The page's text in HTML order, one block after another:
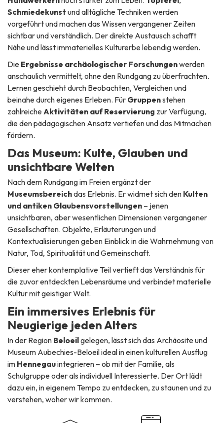
Schmiedekunst und alltägliche Techniken werden
vorgeführt und machen das Wissen vergangener Zeiten
sichtbar und verständlich. Der direkte Austausch schafft
Nähe und lässt immaterielles Kulturerbe lebendig werden.
Die Ergebnisse archäologischer Forschungenwerden
anschaulich vermittelt, ohne den Rundgang zu überfrachten.
Lernen geschieht durch Beobachten, Vergleichen und
beinahe durch eigenes Erleben. Für Gruppenstehen
zahlreicheAktivitäten auf Reservierung zur Verfügung,
die den pädagogischen Ansatz vertiefen und das Mitmachen
fördern.
Das Museum: Kulte, Glauben und
unsichtbare Welten
Nach dem Rundgang im Freien ergänzt der
Museumsbereichdas Erlebnis. Er widmet sich den Kulten
und antiken Glaubensvorstellungen – jenen
unsichtbaren, aber wesentlichen Dimensionen vergangener
Gesellschaften. Objekte, Erläuterungen und
Kontextualisierungen geben Einblick in die Wahrnehmung von
Natur, Tod, Spiritualität und Gemeinschaft.
Dieser eher kontemplative Teil vertieft das Verständnis für
die zuvor entdeckten Lebensräume und verbindet materielle
Kultur mit geistiger Welt.
Ein immersives Erlebnis für
Neugierige jeden Alters
In der Region Beloeilgelegen, lässt sich das Archäosite und
Museum Aubechies-Beloeil ideal in einen kulturellen Ausflug
im Hennegauintegrieren – ob mit der Familie, als
Schulgruppe oder als individuell Interessierte. Der Ort lädt
dazu ein, in eigenem Tempo zu entdecken, zu staunen und zu
verstehen, woher wir kommen.